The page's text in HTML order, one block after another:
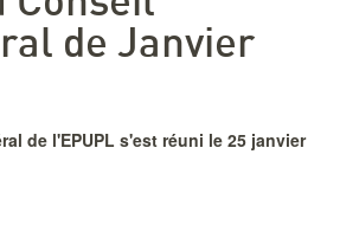
de Janvier
de l'EPUPL s'est réuni le 25 janvier